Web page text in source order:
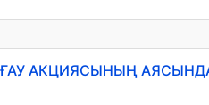
АКЦИЯСЫНЫҢ